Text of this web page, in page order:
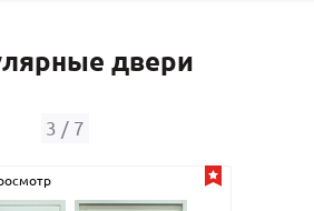
двери
4 / 7
Быстрый просмотр